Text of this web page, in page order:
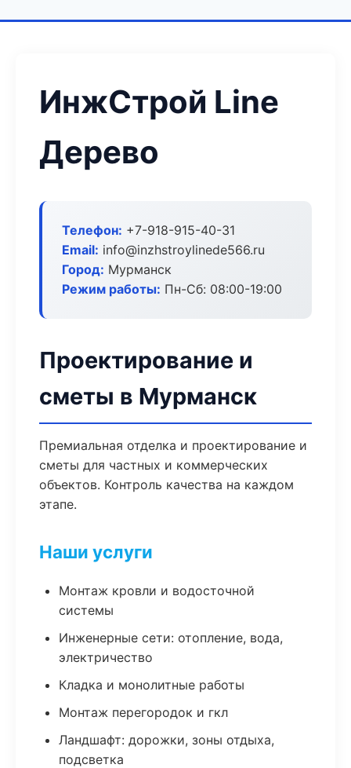
ИнжСтрой Line
Дерево
Телефон: +7-918-915-40-31
Email: info@inzhstroylinede566.ru
Город: Мурманск
Режим работы: Пн-Сб: 08:00-19:00
Проектирование и
сметы в Мурманск
Премиальная отделка и проектирование и
сметы для частных и коммерческих
объектов. Контроль качества на каждом
этапе.
Наши услуги
Монтаж кровли и водосточной
системы
Инженерные сети: отопление, вода,
электричество
Кладка и монолитные работы
Монтаж перегородок и гкл
Ландшафт: дорожки, зоны отдыха,
подсветка